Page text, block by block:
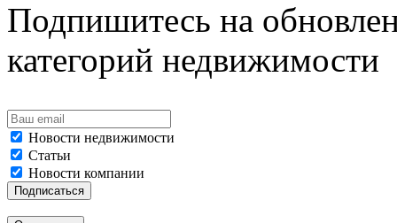
Подпишитесь на
категорий недвижимости
Новости недвижимости
Статьи
Новости компании